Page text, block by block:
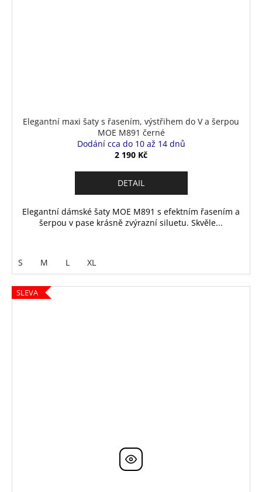
Elegantní maxi šaty s řasením, výstřihem do V a šerpou
MOE M891 černé
Dodání cca do 10 až 14 dnů
2 190 Kč
DETAIL
Elegantní dámské šaty MOE M891 s efektním řasením a
šerpou v pase krásně zvýrazní siluetu. Skvěle...
S M L XL
SLEVA